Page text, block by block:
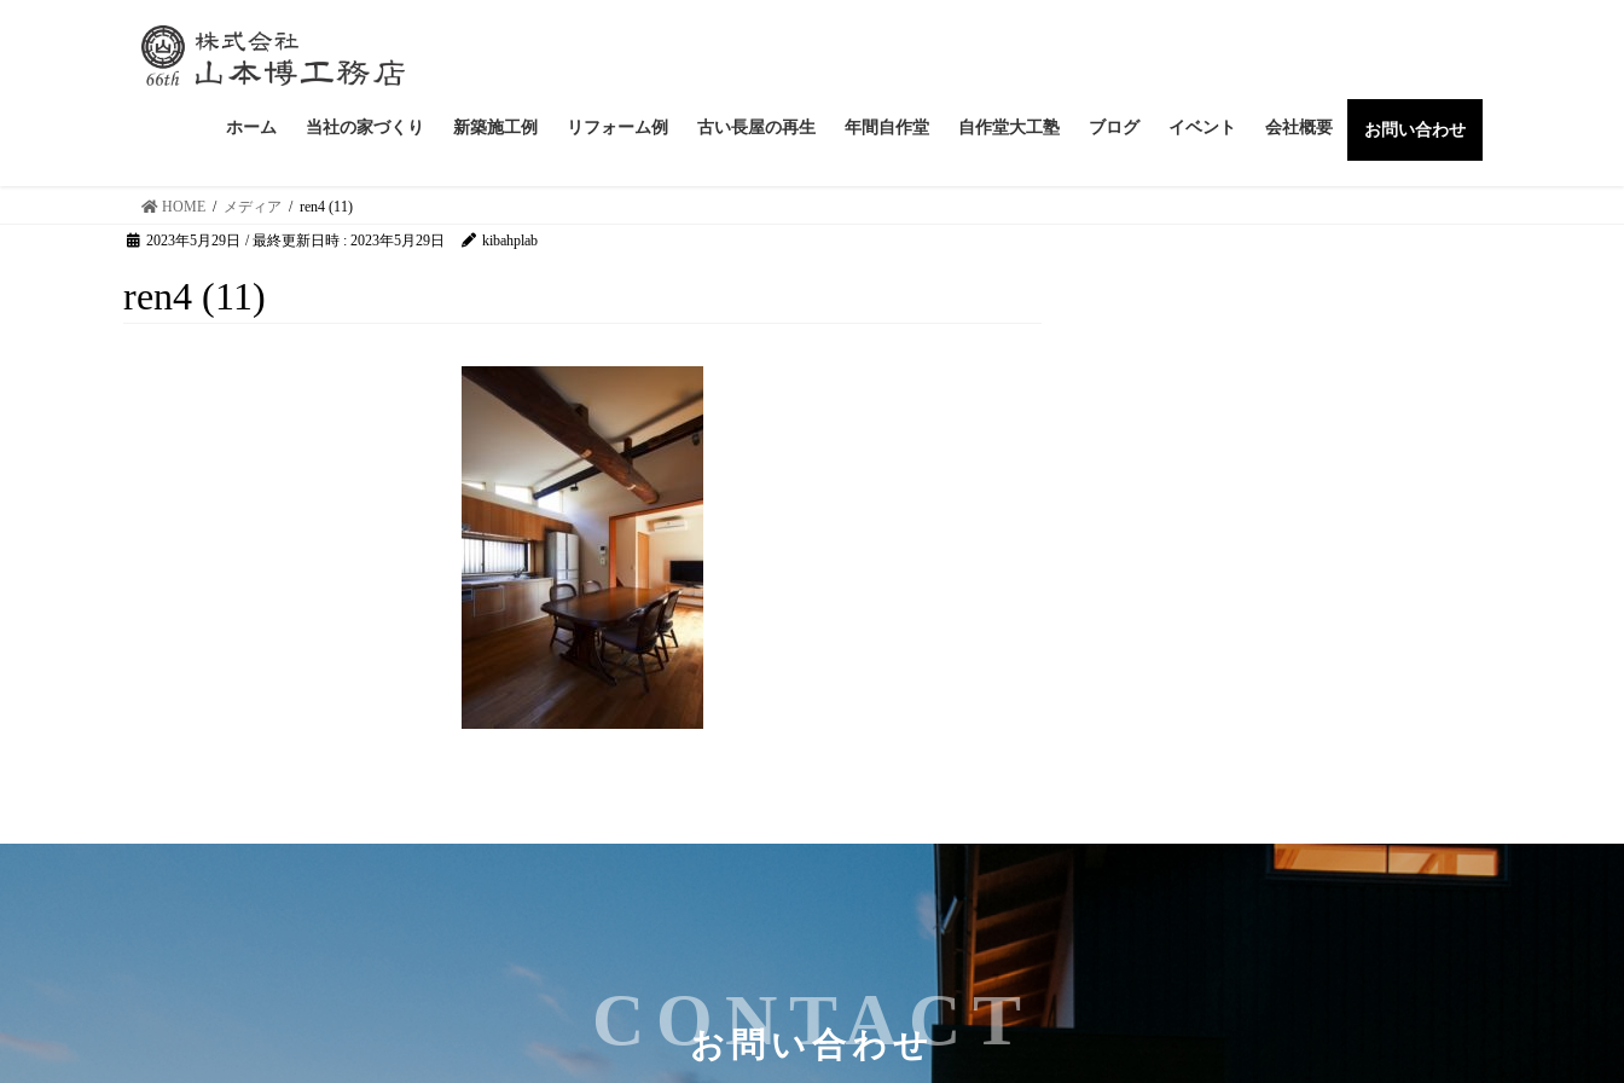
ホーム 当社の家づくり 新築施工例 リフォーム例 古い長屋の再生 年間自作堂 自作堂大工塾 ブログ イベント 会社概要 お問い合わせ
HOME メディア
ren4 (11)
2023年5月29日 / 最終更新日時 : 2023年5月29日 kibahplab
ren4 (11)
お問い合わせ
CONTACT